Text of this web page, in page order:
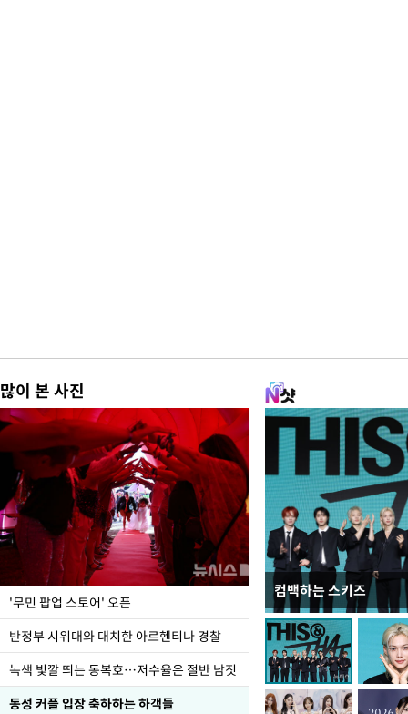
많이 본 사진
'무민 팝업 스토어' 오픈
반정부 시위대와 대치한 아르헨티나 경찰
녹색 빛깔 띄는 동복호…저수율은 절반 남짓
동성 커플 입장 축하하는 하객들
컴백하는 스키즈
지석천 뒤덮은 개구리